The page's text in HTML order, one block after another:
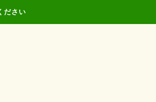
キーワードを